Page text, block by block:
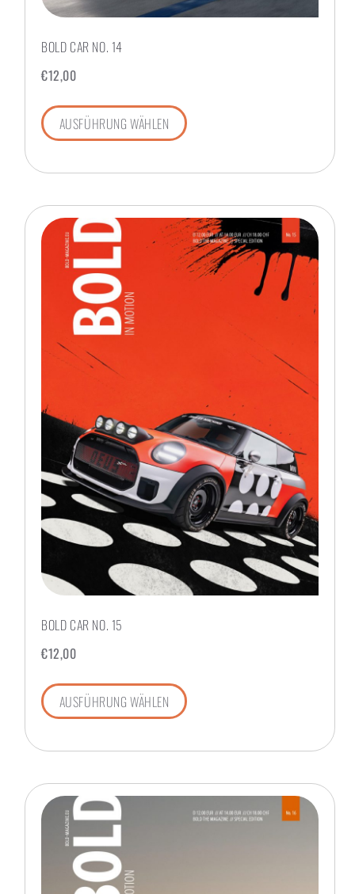
BOLD CAR NO. 14
€12,00
AUSFÜHRUNG WÄHLEN
BOLD CAR NO. 15
€12,00
AUSFÜHRUNG WÄHLEN